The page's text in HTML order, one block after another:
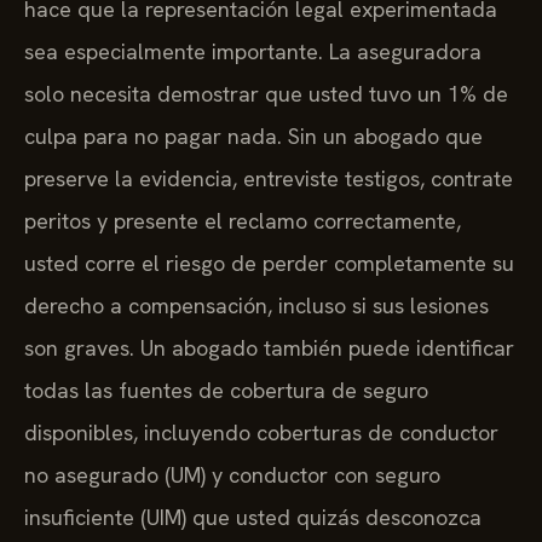
hace que la representación legal experimentada
sea especialmente importante. La aseguradora
solo necesita demostrar que usted tuvo un 1% de
culpa para no pagar nada. Sin un abogado que
preserve la evidencia, entreviste testigos, contrate
peritos y presente el reclamo correctamente,
usted corre el riesgo de perder completamente su
derecho a compensación, incluso si sus lesiones
son graves. Un abogado también puede identificar
todas las fuentes de cobertura de seguro
disponibles, incluyendo coberturas de conductor
no asegurado (UM) y conductor con seguro
insuficiente (UIM) que usted quizás desconozca